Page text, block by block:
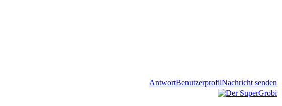
AntwortBenutzerprofilNachricht senden